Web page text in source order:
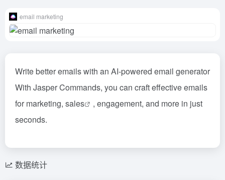
email marketing
Write better emails with an AI-powered email generator
With Jasper Commands, you can craft effective emails
for marketing, sales
, engagement, and more in just
seconds.
数据统计